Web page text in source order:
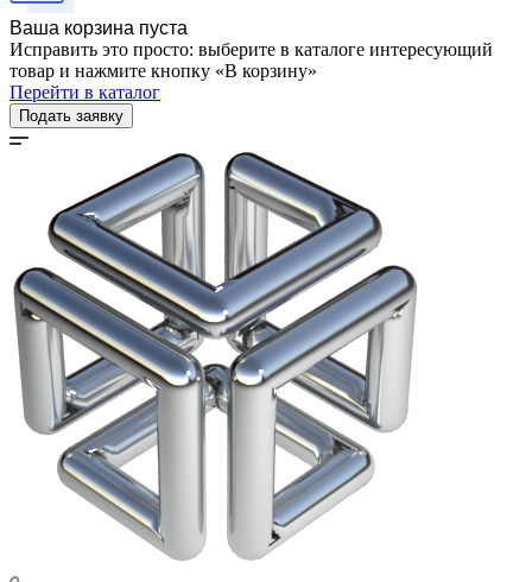
Ваша корзина пуста
Исправить это просто: выберите в каталоге интересующий
товар и нажмите кнопку «В корзину»
Перейти в каталог
Подать заявку